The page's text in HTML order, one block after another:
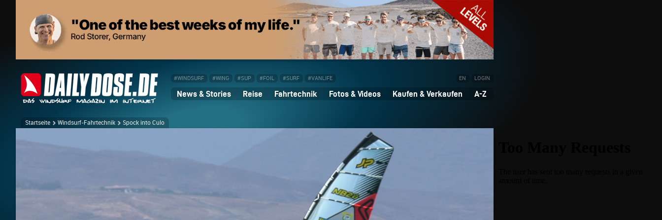
#WINDSURF #WING #SUP #FOIL #SURF #VANLIFE EN LOGIN
News & Stories Reise Fahrtechnik Fotos & Videos Kaufen & Verkaufen A-Z
Startseite Windsurf-Fahrtechnik Spock into Culo